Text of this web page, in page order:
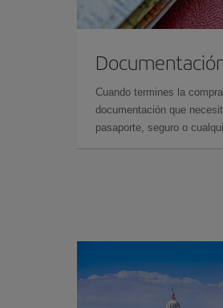
Cuando termines la
documentación que
pasaporte, seguro o